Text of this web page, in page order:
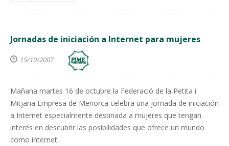
Jornadas de iniciación a Internet para mujeres
15/10/2007
Mañana martes 16 de octubre la Federació de la Petita i
Mitjana Empresa de Menorca celebra una jornada de iniciación
a Internet especialmente destinada a mujeres que tengan
interés en descubrir las posibilidades que ofrece un mundo
como internet.